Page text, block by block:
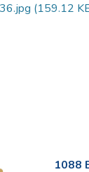
(159.12
1088